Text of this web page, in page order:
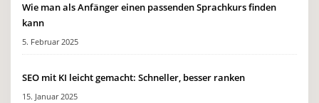
Wie man als Anfänger einen passenden Sprachkurs finden
kann
5. Februar 2025
SEO mit KI leicht gemacht: Schneller, besser ranken
15. Januar 2025